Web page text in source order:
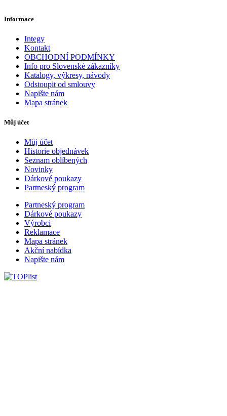
Informace
Integy
Kontakt
OBCHODNÍ PODMÍNKY
Info pro Slovenské zákazníky
Katalogy, výkresy, návody
Odstoupit od smlouvy
Napište nám
Mapa stránek
Můj účet
Můj účet
Historie objednávek
Seznam oblíbených
Novinky
Dárkové poukazy
Partneský program
Partneský program
Dárkové poukazy
Výrobci
Reklamace
Mapa stránek
Akční nabídka
Napište nám